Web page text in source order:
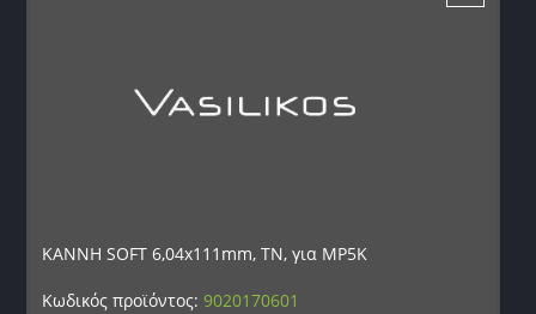
ΚΑΝΝΗ SOFT 6,04x111mm, TN, για MP5K
Κωδικός προϊόντος:9020170601